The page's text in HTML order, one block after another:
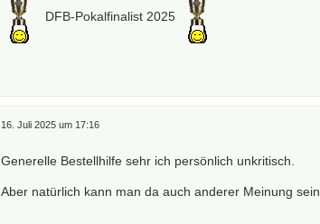
DFB-Pokalfinalist 2025
16. Juli 2025 um 17:16
Generelle Bestellhilfe sehr ich persönlich unkritisch.
Aber natürlich kann man da auch anderer Meinung sein.